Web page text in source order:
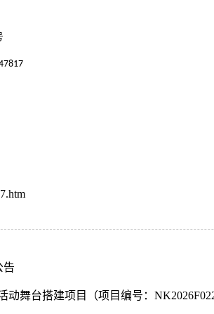
告
舞台搭建项目（项目编号：